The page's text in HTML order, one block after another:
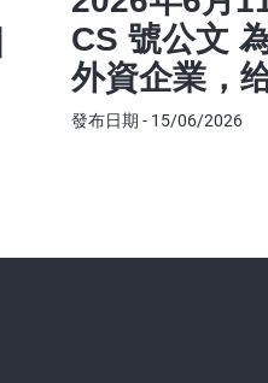
CS 號公文 為中小型企業的
外資企業，
得税豁免
發布日期 - 15/06/2026